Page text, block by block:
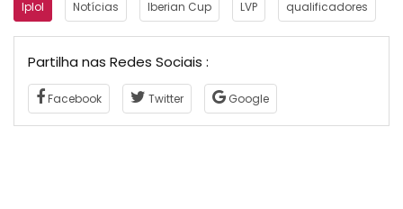
lplol Notícias Iberian Cup LVP qualificadores
Partilha nas Redes Sociais :
Facebook Twitter Google